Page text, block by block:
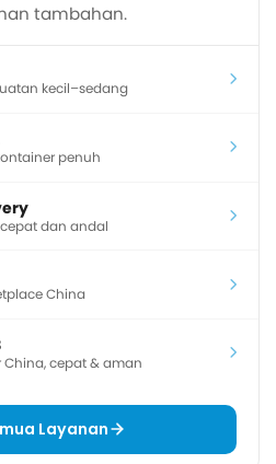
tambahan.
kecil–sedang
penuh
dan andal
China
China, cepat & aman
Layanan